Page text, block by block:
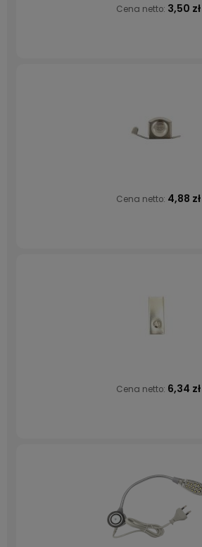
Cena netto: 3,50 zł
Cena netto: 4,88 zł
Cena netto: 6,34 zł